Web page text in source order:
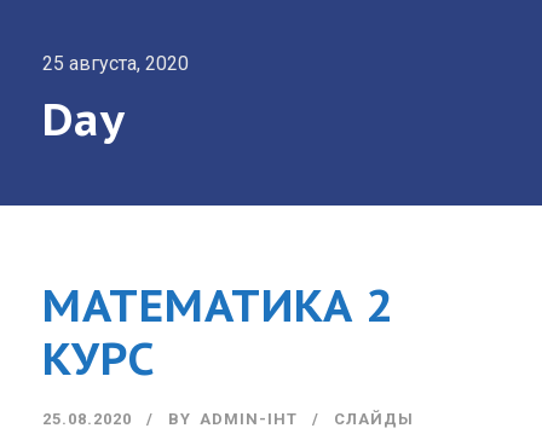
25 августа, 2020
Day
МАТЕМАТИКА 2
КУРС
25.08.2020 BY ADMIN-IHT СЛАЙДЫ